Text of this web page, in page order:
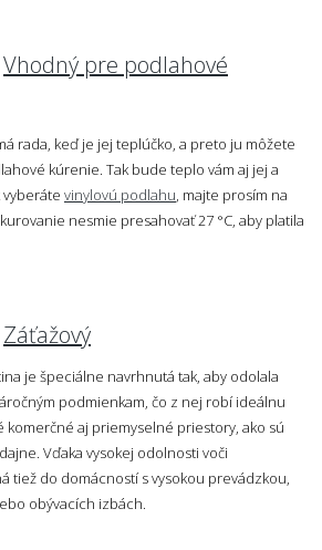
Vhodný pre podlahové
rada, keď je jej teplúčko, a preto ju môžete
kúrenie. Tak bude teplo vám aj jej a
vinylovú podlahu , majte prosím na
nesmie presahovať 27 °C, aby platila
Záťažový
je špeciálne navrhnutá tak, aby odolala
podmienkam, čo z nej robí ideálnu
aj priemyselné priestory, ako sú
Vďaka vysokej odolnosti voči
tiež do domácností s vysokou prevádzkou,
obývacích izbách.